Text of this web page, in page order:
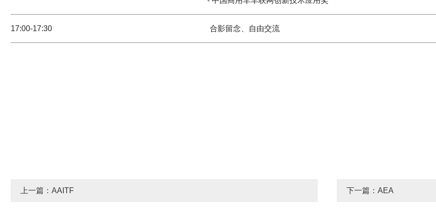
17:00-17:30 合影留念、自由交流
上一篇：AAITF 下一篇：AEA